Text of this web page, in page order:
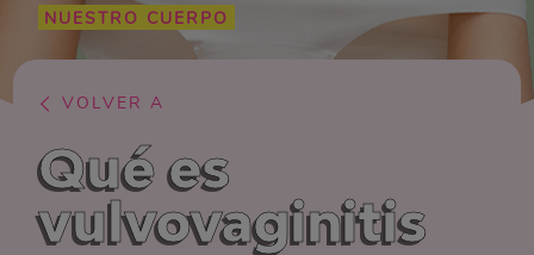
NUESTRO CUERPO
VOLVER A
Qué es
vulvovaginitis